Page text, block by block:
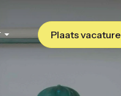
Plaats vacature